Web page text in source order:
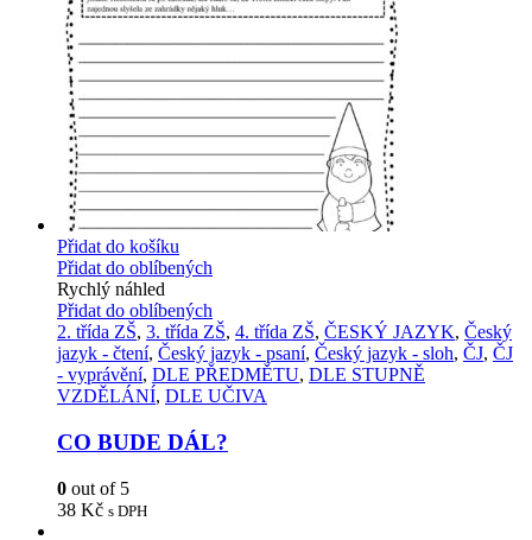
Přidat do košíku
Přidat do oblíbených
Rychlý náhled
Přidat do oblíbených
2. třída ZŠ, 3. třída ZŠ, 4. třída ZŠ, ČESKÝ JAZYK, Český
jazyk - čtení, Český jazyk - psaní, Český jazyk - sloh, ČJ, ČJ
- vyprávění, DLE PŘEDMĚTU, DLE STUPNĚ
VZDĚLÁNÍ, DLE UČIVA
CO BUDE DÁL?
0 out of 5
38 Kč s DPH